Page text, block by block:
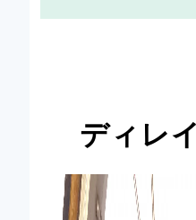
ディレ